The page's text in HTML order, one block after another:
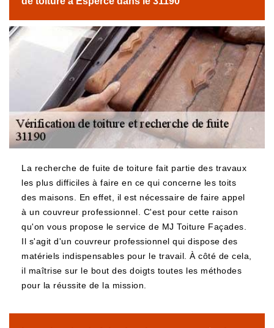
La recherche de fuite de toiture fait partie des travaux
les plus difficiles à faire en ce qui concerne les toits
des maisons. En effet, il est nécessaire de faire appel
à un couvreur professionnel. C'est pour cette raison
qu'on vous propose le service de MJ Toiture Façades.
Il s'agit d'un couvreur professionnel qui dispose des
matériels indispensables pour le travail. À côté de cela,
il maîtrise sur le bout des doigts toutes les méthodes
pour la réussite de la mission.